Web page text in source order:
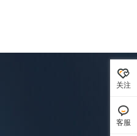
关注
客服